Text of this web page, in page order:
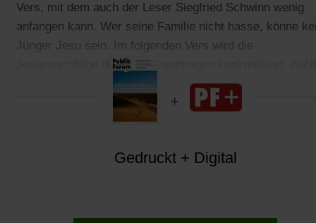
Vers, mit dem auch der Leser Siegfried Schwinn wenig
anfangen kann. Wer seine Familie nicht hasse, könne
Jünger Jesu sein. Im folgenden Vers wird die
Jesusnachfolge dann als Kreuztragen konkretisiert. Auch
das klingt wenig einladend.
Gedruckt + Digital